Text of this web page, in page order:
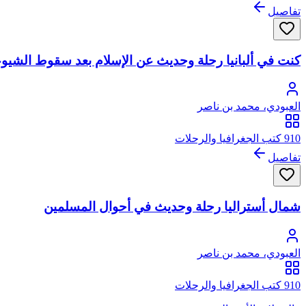
تفاصيل
كنت في ألبانيا رحلة وحديث عن الإسلام بعد سقوط
العبودي، محمد بن ناصر
910 كتب الجغرافيا والرحلات
تفاصيل
شمال أستراليا رحلة وحديث في أحوال المسلمين
العبودي، محمد بن ناصر
910 كتب الجغرافيا والرحلات